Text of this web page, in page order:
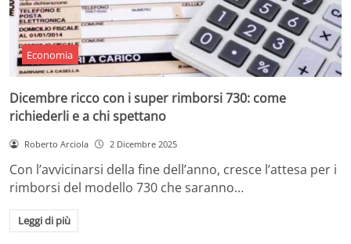
Economia
Dicembre ricco con i super rimborsi 730: come
richiederli e a chi spettano
Roberto Arciola 2 Dicembre 2025
Con l’avvicinarsi della fine dell’anno, cresce l’attesa per i
rimborsi del modello 730 che saranno…
Leggi di più